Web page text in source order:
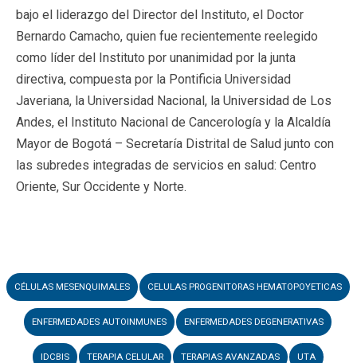
bajo el liderazgo del Director del Instituto, el Doctor
Bernardo Camacho, quien fue recientemente reelegido
como líder del Instituto por unanimidad por la junta
directiva, compuesta por la Pontificia Universidad
Javeriana, la Universidad Nacional, la Universidad de Los
Andes, el Instituto Nacional de Cancerología y la Alcaldía
Mayor de Bogotá – Secretaría Distrital de Salud junto con
las subredes integradas de servicios en salud: Centro
Oriente, Sur Occidente y Norte.
CÉLULAS MESENQUIMALES CELULAS PROGENITORAS HEMATOPOYETICAS
ENFERMEDADES AUTOINMUNES ENFERMEDADES DEGENERATIVAS
IDCBIS TERAPIA CELULAR TERAPIAS AVANZADAS UTA